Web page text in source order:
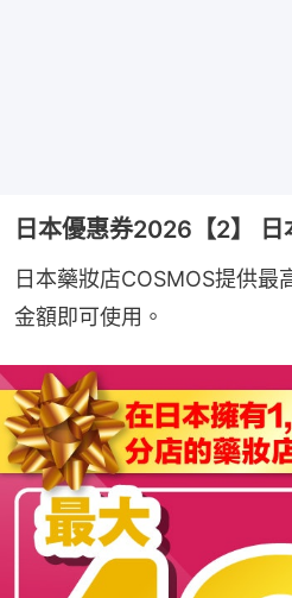
日本優惠券2026【2】
日本藥妝店COSMOS提供最
金額即可使用。